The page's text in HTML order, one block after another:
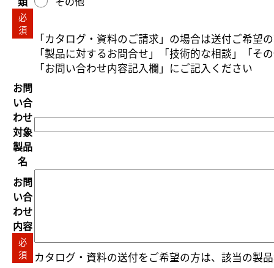
必
須
「カタログ・資料のご請求」の場合は送付ご希望
「製品に対するお問合せ」「技術的な相談」「そ
「お問い合わせ内容記入欄」にご記入ください
お問
い合
わせ
対象
製品
名
お問
い合
わせ
内容
必
須
カタログ・資料の送付をご希望の方は、該当の製